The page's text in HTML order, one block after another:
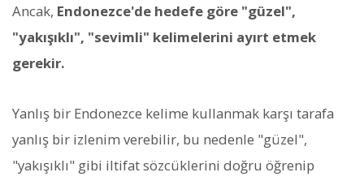
Ancak, Endonezce'de hedefe göre "güzel",
"yakışıklı", "sevimli" kelimelerini ayırt etmek
gerekir.
Yanlış bir Endonezce kelime kullanmak karşı tarafa
yanlış bir izlenim verebilir, bu nedenle "güzel",
"yakışıklı" gibi iltifat sözcüklerini doğru öğrenip